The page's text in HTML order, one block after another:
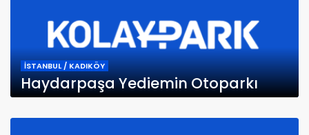
İSTANBUL / KADIKÖY
Haydarpaşa Yediemin Otoparkı